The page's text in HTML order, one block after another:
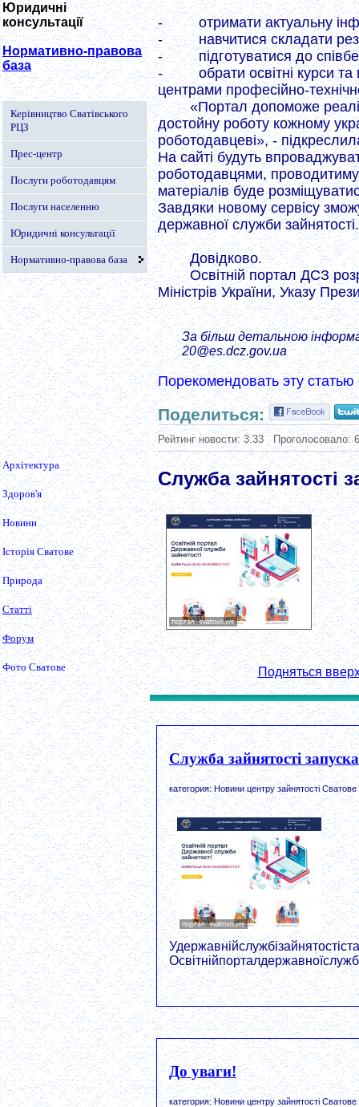
Юридичні
консультації
Нормативно-правова
база
Керівництво Сватівського
РЦЗ
Прес-центр
Послуги роботодавцям
Послуги населенню
Юридичні консультації
Нормативно-правова база
Архітектура
Здоров'я
Новини
Історія Сватове
Природа
Статті
Форум
Фото Сватове
- отримати актуальну
- навчитися складати
- підготуватися до
- обрати освітні курси та
центрами професійно-
«Портал допоможе
достойну роботу кожному
роботодавцеві», -
На сайті будуть
роботодавцями,
матеріалів буде
Завдяки новому сервісу
державної служби
Довідково.
Освітній портал ДСЗ
Міністрів України, Указу
За більш детальною
20@es.dcz.gov.ua
Порекомендовать эту
Поделиться:
Рейтинг новости:3.33 Проголосовало:6
Служба зайнятості
Подняться
Служба зайнятості
категория: Новини центру зайнятості Сватове
До уваги!
категория: Новини центру зайнятості Сватове